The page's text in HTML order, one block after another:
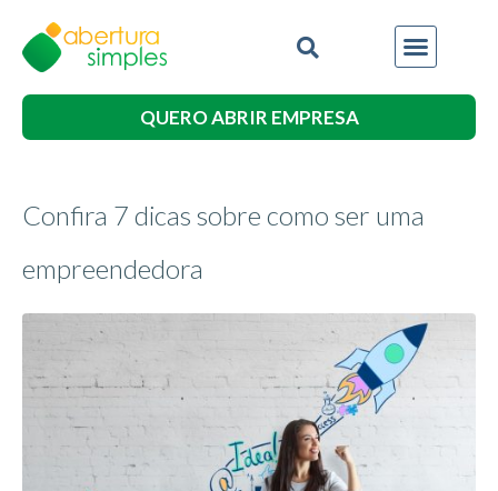
QUERO ABRIR EMPRESA
Confira 7 dicas sobre como ser uma
empreendedora